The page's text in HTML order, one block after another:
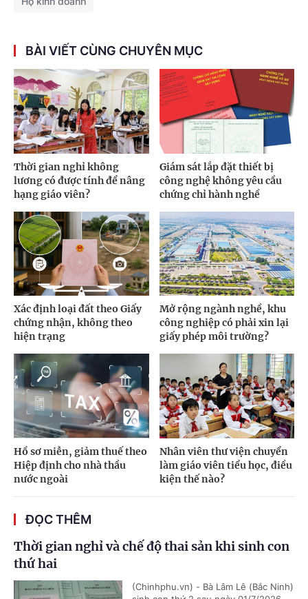
BÀI VIẾT CÙNG CHUYÊN MỤC
Thời gian nghỉ không
lương có được tính để nâng
hạng giáo viên?
Giám sát lắp đặt thiết bị
công nghệ không yêu cầu
chứng chỉ hành nghề
Xác định loại đất theo Giấy
chứng nhận, không theo
hiện trạng
Mở rộng ngành nghề, khu
công nghiệp có phải xin lại
giấy phép môi trường?
Hồ sơ miễn, giảm thuế theo
Hiệp định cho nhà thầu
nước ngoài
Nhân viên thư viện chuyển
làm giáo viên tiểu học, điều
kiện thế nào?
ĐỌC THÊM
Thời gian nghỉ và chế độ thai sản khi sinh con
thứ hai
(Chinhphu.vn) - Bà Lâm Lê (Bắc Ninh)